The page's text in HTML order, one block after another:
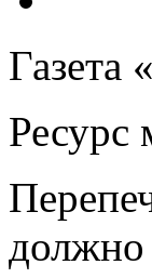
Газета
Ресурс
должно